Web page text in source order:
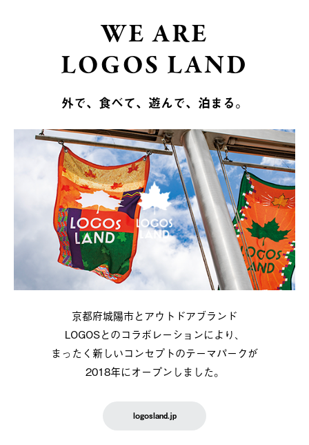
WE ARE
LOGOS LAND
外で、食べて、遊んで、泊まる。
京都府城陽市とアウトドアブランド
LOGOSとのコラボレーションにより、
まったく新しいコンセプトのテーマパークが
2018年にオープンしました。
logosland.jp